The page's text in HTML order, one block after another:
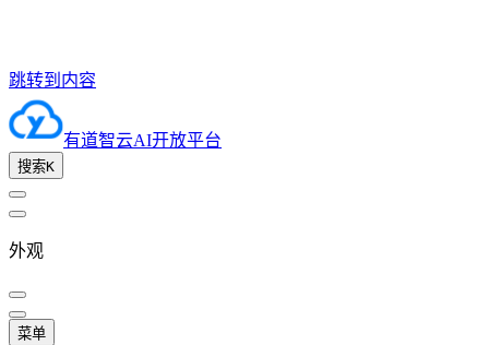
跳转到内容
有道智云AI开放平台
搜索K
外观
菜单